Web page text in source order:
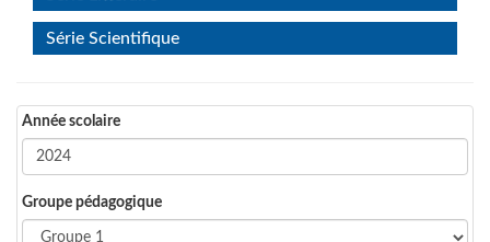
Série Scientifique
Année scolaire
Groupe pédagogique